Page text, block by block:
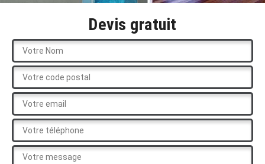
Devis gratuit